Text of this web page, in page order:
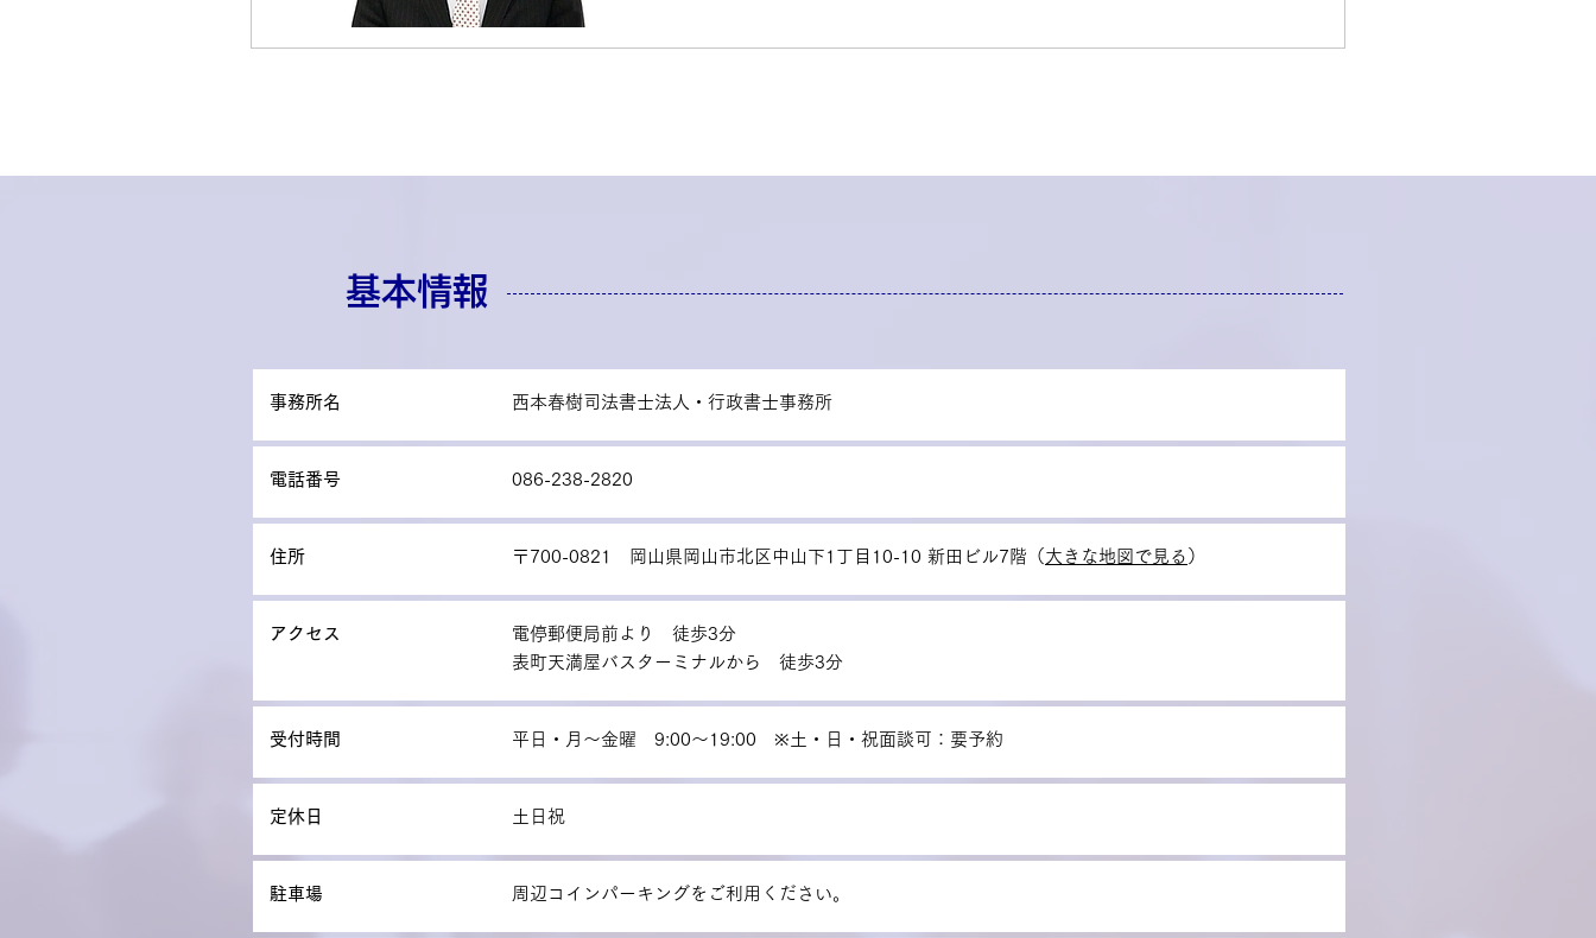
基本情報
事務所名 西本春樹司法書士法人・行政書士事務所
電話番号 086-238-2820
住所 〒700-0821 岡山県岡山市北区中山下1丁目10-10 新田ビル7階（ 大きな地図で見る ）
アクセス
電停郵便局前より 徒歩3分
表町天満屋バスターミナルから 徒歩3分
受付時間 平日・月〜金曜 9:00〜19:00 ※土・日・祝面談可：要予約
定休日 土日祝
駐車場 周辺コインパーキングをご利用ください。